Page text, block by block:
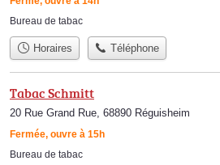
Bureau de tabac
Horaires Téléphone
Tabac Schmitt
20 Rue Grand Rue, 68890 Réguisheim
Fermée, ouvre à 15h
Bureau de tabac